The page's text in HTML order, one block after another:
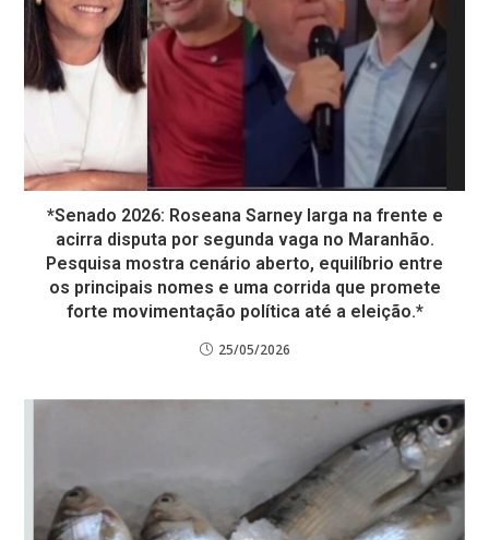
*Senado 2026: Roseana Sarney larga na frente e
acirra disputa por segunda vaga no Maranhão.
Pesquisa mostra cenário aberto, equilíbrio entre
os principais nomes e uma corrida que promete
forte movimentação política até a eleição.*
25/05/2026